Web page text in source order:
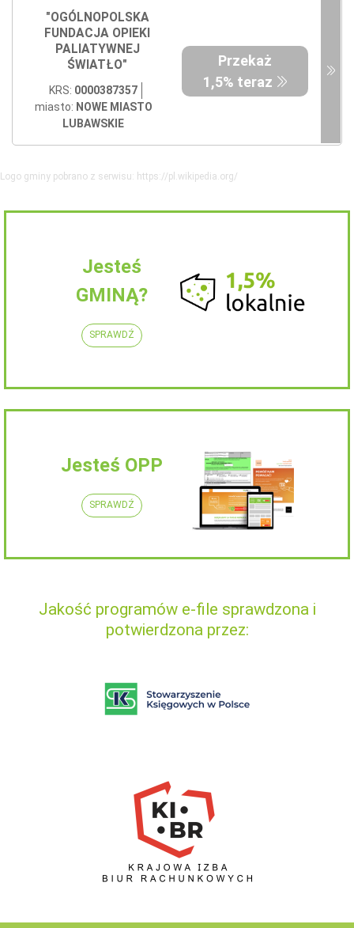
"OGÓLNOPOLSKA
FUNDACJA OPIEKI
PALIATYWNEJ
ŚWIATŁO"
KRS: 0000387357
miasto: NOWE MIASTO
LUBAWSKIE
Przekaż
1,5% teraz
Logo gminy pobrano z serwisu: https://pl.wikipedia.org/
Jesteś
GMINĄ?
SPRAWDŹ
Jesteś OPP
SPRAWDŹ
Jakość programów e-file sprawdzona i
potwierdzona przez: